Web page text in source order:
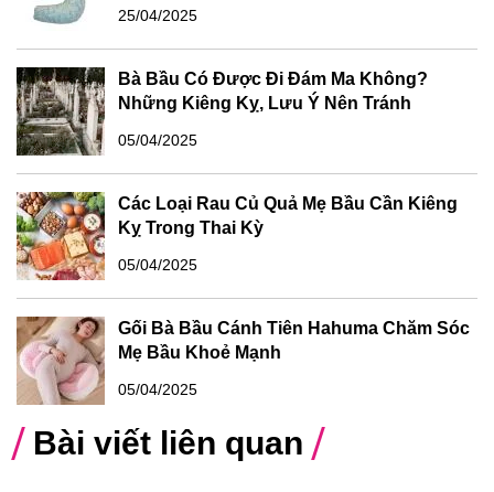
25/04/2025
Bà Bầu Có Được Đi Đám Ma Không?
Những Kiêng Kỵ, Lưu Ý Nên Tránh
05/04/2025
Các Loại Rau Củ Quả Mẹ Bầu Cần Kiêng
Kỵ Trong Thai Kỳ
05/04/2025
Gối Bà Bầu Cánh Tiên Hahuma Chăm Sóc
Mẹ Bầu Khoẻ Mạnh
05/04/2025
Bài viết liên quan